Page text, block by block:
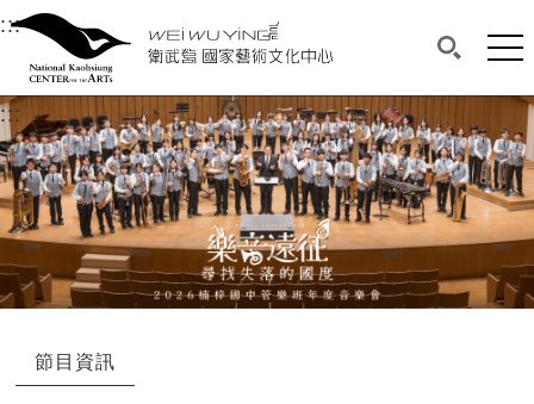
衛武營國家藝術文化中心
中央內容區塊，為本頁主要內容區。
:::選單連結區塊，此區塊列有本網站主要連結。
衛武營國家藝術文化中心
搜尋(開
網
::: 中央內容區塊，為本頁主要內容區。
節目資訊